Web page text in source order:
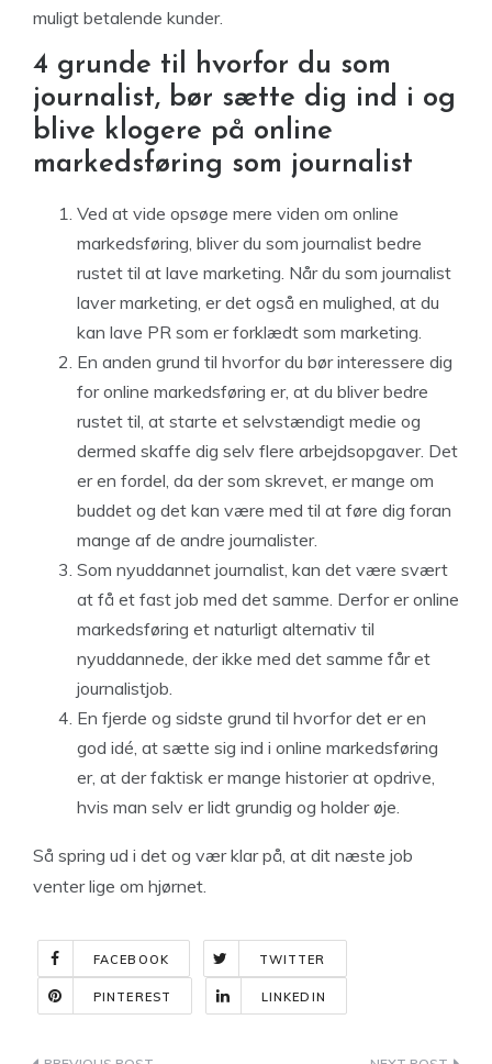
muligt betalende kunder.
4 grunde til hvorfor du som
journalist, bør sætte dig ind i og
blive klogere på online
markedsføring som journalist
Ved at vide opsøge mere viden om online
markedsføring, bliver du som journalist bedre
rustet til at lave marketing. Når du som journalist
laver marketing, er det også en mulighed, at du
kan lave PR som er forklædt som marketing.
En anden grund til hvorfor du bør interessere dig
for online markedsføring er, at du bliver bedre
rustet til, at starte et selvstændigt medie og
dermed skaffe dig selv flere arbejdsopgaver. Det
er en fordel, da der som skrevet, er mange om
buddet og det kan være med til at føre dig foran
mange af de andre journalister.
Som nyuddannet journalist, kan det være svært
at få et fast job med det samme. Derfor er online
markedsføring et naturligt alternativ til
nyuddannede, der ikke med det samme får et
journalistjob.
En fjerde og sidste grund til hvorfor det er en
god idé, at sætte sig ind i online markedsføring
er, at der faktisk er mange historier at opdrive,
hvis man selv er lidt grundig og holder øje.
Så spring ud i det og vær klar på, at dit næste job
venter lige om hjørnet.
FACEBOOK TWITTER
PINTEREST LINKEDIN